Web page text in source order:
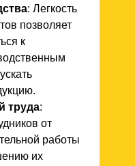
: Легкость
позволяет
к
труда:
от
работы
их